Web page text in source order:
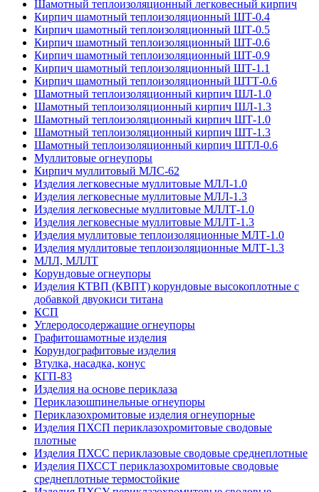
Шамотный тепло­изоляционный легковесный кирпич
Кирпич шамотный теплоизоляционный ШТ-0.4
Кирпич шамотный теплоизоляционный ШТ-0.5
Кирпич шамотный теплоизоляционный ШТ-0.6
Кирпич шамотный теплоизоляционный ШТ-0.9
Кирпич шамотный теплоизоляционный ШТ-1.1
Кирпич шамотный теплоизоляционный ШТТ-0.6
Шамотный теплоизоляционный кирпич ШЛ-1.0
Шамотный теплоизоляционный кирпич ШЛ-1.3
Шамотный теплоизоляционный кирпич ШТ-1.0
Шамотный теплоизоляционный кирпич ШТ-1.3
Шамотный теплоизоляционный кирпич ШТЛ-0.6
Муллитовые огнеупоры
Кирпич муллитовый МЛС-62
Изделия легковесные муллитовые МЛЛ-1.0
Изделия легковесные муллитовые МЛЛ-1.3
Изделия легковесные муллитовые МЛЛТ-1.0
Изделия легковесные муллитовые МЛЛТ-1.3
Изделия муллитовые теплоизоляционные МЛТ-1.0
Изделия муллитовые теплоизоляционные МЛТ-1.3
МЛЛ, МЛЛТ
Корундовые огнеупоры
Изделия КТВП (КВПТ) корундовые высокоплотные с
добавкой двуокиси титана
КСП
Углеродо­содержащие огнеупоры
Графитошамотные изделия
Корундографитовые изделия
Втулка, насадка, конус
КГП-83
Изделия на основе периклаза
Периклазошпинельные огнеупоры
Периклазохромитовые изделия огнеупорные
Изделия ПХСП периклазохромитовые сводовые
плотные
Изделия ПХСС периклазовые сводовые среднеплотные
Изделия ПХССТ периклазохромитовые сводовые
среднеплотные термостойкие